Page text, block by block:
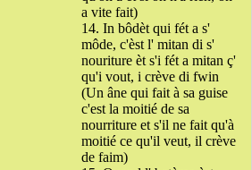
a vite fait)
14. In bôdèt qui fét a s'
môde, c'èst l' mitan di s'
nouriture èt s'i fét a mitan ç'
qu'i vout, i crève di fwin
(Un âne qui fait à sa guise
c'est la moitié de sa
nourriture et s'il ne fait qu'à
moitié ce qu'il veut, il crève
de faim)